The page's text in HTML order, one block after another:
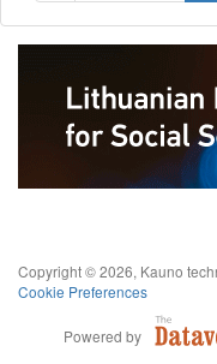
Copyright © 2026, Kauno
Cookie Preferences
Powered by